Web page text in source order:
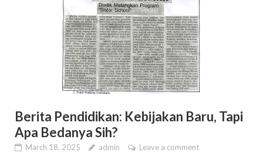
Berita Pendidikan: Kebijakan Baru, Tapi
Apa Bedanya Sih?
March 18, 2025 admin Leave a comment